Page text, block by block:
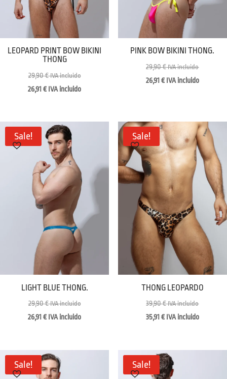
LEOPARD PRINT BOW BIKINI
THONG
29,90€ IVA incluido
26,91€ IVA incluido
PINK BOW BIKINI THONG.
29,90€ IVA incluido
26,91 € IVA incluido
Sale!
LIGHT BLUE THONG.
29,90€ IVA incluido
26,91€ IVA incluido
Sale!
THONG LEOPARDO
39,90€ IVA incluido
35,91 € IVA incluido
Sale! Sale!